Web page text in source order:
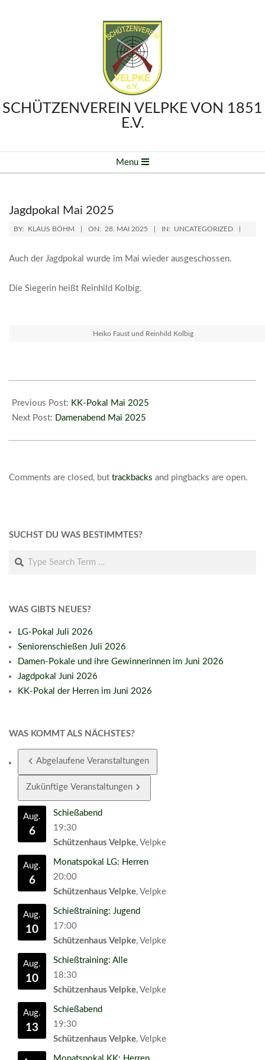
SCHÜTZENVEREIN VELPKE VON 1851
E.V.
Navigation
Menu
Jagdpokal Mai 2025
BY: KLAUS BÖHM ON: 28. MAI 2025 IN: UNCATEGORIZED
Auch der Jagdpokal wurde im Mai wieder ausgeschossen.
Die Siegerin heißt Reinhild Kolbig.
Heiko Faust und Reinhild Kolbig
05-
28
Previous Post: KK-Pokal Mai 2025
Next Post: Damenabend Mai 2025
Comments are closed, but trackbacks and pingbacks are open.
SUCHST DU WAS BESTIMMTES?
Search
WAS GIBTS NEUES?
LG-Pokal Juli 2026
Seniorenschießen Juli 2026
Damen-Pokale und ihre Gewinnerinnen im Juni 2026
Jagdpokal Juni 2026
KK-Pokal der Herren im Juni 2026
WAS KOMMT ALS NÄCHSTES?
Abgelaufene Veranstaltungen
Zukünftige Veranstaltungen
Aug.
6
Schießabend
19:30
Schützenhaus Velpke, Velpke
Aug.
6
Monatspokal LG: Herren
20:00
Schützenhaus Velpke, Velpke
Aug.
10
Schießtraining: Jugend
17:00
Schützenhaus Velpke, Velpke
Aug.
10
Schießtraining: Alle
18:30
Schützenhaus Velpke, Velpke
Aug.
13
Schießabend
19:30
Schützenhaus Velpke, Velpke